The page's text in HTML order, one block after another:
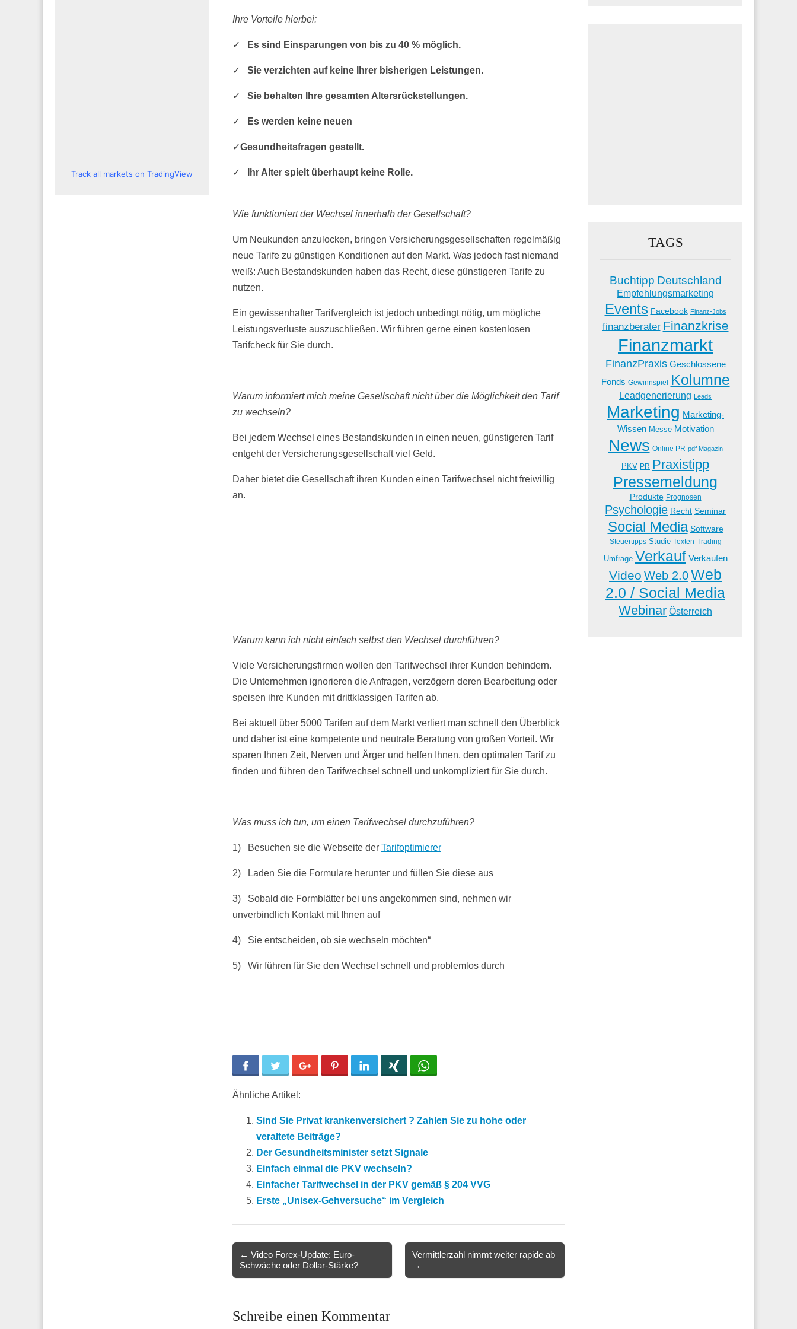
Ihre Vorteile hierbei:
✓ Es sind Einsparungen von bis zu 40 % möglich.
✓ Sie verzichten auf keine Ihrer bisherigen Leistungen.
✓ Sie behalten Ihre gesamten Altersrückstellungen.
✓ Es werden keine neuen
✓Gesundheitsfragen gestellt.
✓ Ihr Alter spielt überhaupt keine Rolle.
Wie funktioniert der Wechsel innerhalb der Gesellschaft?
Um Neukunden anzulocken, bringen Versicherungsgesellschaften regelmäßig
neue Tarife zu günstigen Konditionen auf den Markt. Was jedoch fast niemand
weiß: Auch Bestandskunden haben das Recht, diese günstigeren Tarife zu
nutzen.
Ein gewissenhafter Tarifvergleich ist jedoch unbedingt nötig, um mögliche
Leistungsverluste auszuschließen. Wir führen gerne einen kostenlosen
Tarifcheck für Sie durch.
Warum informiert mich meine Gesellschaft nicht über die Möglichkeit den Tarif
zu wechseln?
Bei jedem Wechsel eines Bestandskunden in einen neuen, günstigeren Tarif
entgeht der Versicherungsgesellschaft viel Geld.
Daher bietet die Gesellschaft ihren Kunden einen Tarifwechsel nicht freiwillig
an.
Warum kann ich nicht einfach selbst den Wechsel durchführen?
Viele Versicherungsfirmen wollen den Tarifwechsel ihrer Kunden behindern.
Die Unternehmen ignorieren die Anfragen, verzögern deren Bearbeitung oder
speisen ihre Kunden mit drittklassigen Tarifen ab.
Bei aktuell über 5000 Tarifen auf dem Markt verliert man schnell den Überblick
und daher ist eine kompetente und neutrale Beratung von großen Vorteil. Wir
sparen Ihnen Zeit, Nerven und Ärger und helfen Ihnen, den optimalen Tarif zu
finden und führen den Tarifwechsel schnell und unkompliziert für Sie durch.
Was muss ich tun, um einen Tarifwechsel durchzuführen?
1) Besuchen sie die Webseite der Tarifoptimierer
2) Laden Sie die Formulare herunter und füllen Sie diese aus
3) Sobald die Formblätter bei uns angekommen sind, nehmen wir
unverbindlich Kontakt mit Ihnen auf
4) Sie entscheiden, ob sie wechseln möchten“
5) Wir führen für Sie den Wechsel schnell und problemlos durch
Facebook Twitter Google+ Pinterest LinkedIn
Ähnliche Artikel:
Sind Sie Privat krankenversichert ? Zahlen Sie zu hohe oder
veraltete Beiträge?
Der Gesundheitsminister setzt Signale
Einfach einmal die PKV wechseln?
Einfacher Tarifwechsel in der PKV gemäß § 204 VVG
Erste „Unisex-Gehversuche“ im Vergleich
Post
navigation
← Video Forex-Update: Euro-
Schwäche oder Dollar-Stärke?
Vermittlerzahl nimmt weiter rapide ab
→
Schreibe einen Kommentar
Track all markets on TradingView
TAGS
Buchtipp Deutschland
Empfehlungsmarketing
Events Facebook Finanz-Jobs
finanzberater Finanzkrise
Finanzmarkt
FinanzPraxis Geschlossene
Fonds Gewinnspiel Kolumne
Leadgenerierung Leads
Marketing Marketing-
Wissen Messe Motivation
News Online PR pdf Magazin
PKV PR Praxistipp
Pressemeldung
Produkte Prognosen
Psychologie Recht Seminar
Social Media Software
Steuertipps Studie Texten Trading
Umfrage Verkauf Verkaufen
Video Web 2.0Web
2.0 / Social Media
Webinar Österreich